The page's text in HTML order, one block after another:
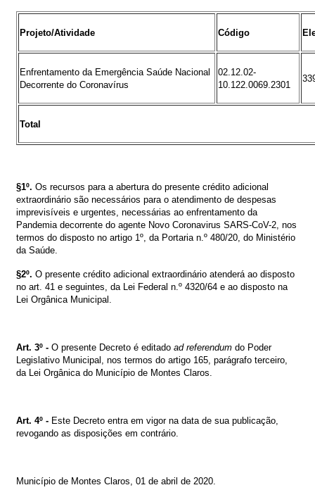
Projeto/Atividade Código
Enfrentamento da Emergência Saúde Nacional
Decorrente do Coronavírus
02.12.02-
10.122.0069.2301
Total
§1º. Os recursos para a abertura do presente crédito adicional
extraordinário são necessários para o atendimento de despesas
imprevisíveis e urgentes, necessárias ao enfrentamento da
Pandemia decorrente do agente Novo Coronavirus SARS-CoV-2, nos
termos do disposto no artigo 1º, da Portaria n.º 480/20, do Ministério
da Saúde.
§2º. O presente crédito adicional extraordinário atenderá ao disposto
no art. 41 e seguintes, da Lei Federal n.º 4320/64 e ao disposto na
Lei Orgânica Municipal.
Art. 3º - O presente Decreto é editado ad referendum do Poder
Legislativo Municipal, nos termos do artigo 165, parágrafo terceiro,
da Lei Orgânica do Município de Montes Claros.
Art. 4º - Este Decreto entra em vigor na data de sua publicação,
revogando as disposições em contrário.
Município de Montes Claros, 01 de abril de 2020.